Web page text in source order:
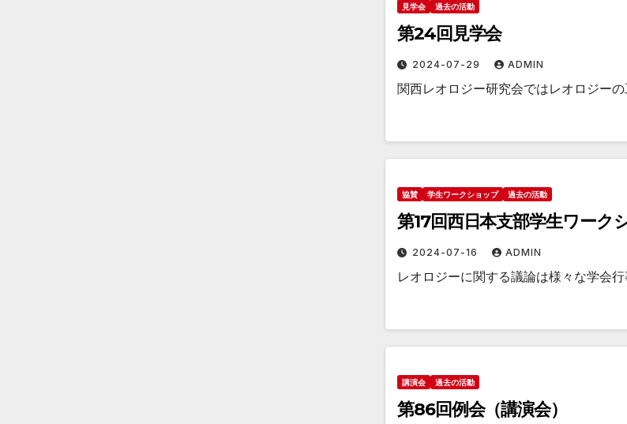
見学会 過去の活動
第24回見学会
2024-07-29 ADMIN
関西レオロジー研究会ではレオロジー
協賛 学生ワークショップ 過去の活動
第17回西日本支部学生ワーク
2024-07-16 ADMIN
レオロジーに関する議論は様々な学会
講演会 過去の活動
第86回例会（講演会）